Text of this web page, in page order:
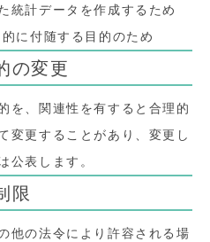
統計データを作成するため
に付随する目的のため
の変更
を、関連性を有すると合理的
変更することがあり、変更し
公表します。
限
他の法令により許容される場